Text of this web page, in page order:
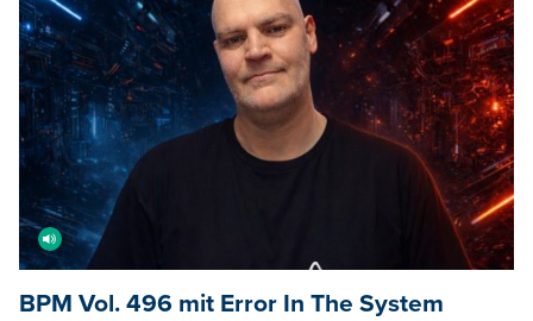
BPM Vol. 496 mit Error In The System